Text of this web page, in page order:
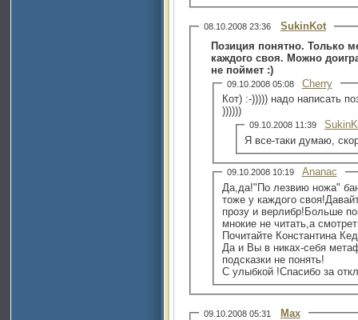
08.10.2008 23:36
SukinKot
Позиция понятно. Только
каждого своя. Можно
не поймет :)
09.10.2008 05:08
Cherry
Кот) :-))))) надо написать
))))))
09.10.2008 11:39
Я все-таки думаю,
09.10.2008 10:19
Ananac
Да,да!"По лезвию ножа"
тоже у каждого
прозу и верлибр!Больше
мнокие не читать,а
Почитайте Константина
Да и Вы в никах-себя
подсказки не понять!
С улыбкой !Спасибо за
09.10.2008 05:31
Max